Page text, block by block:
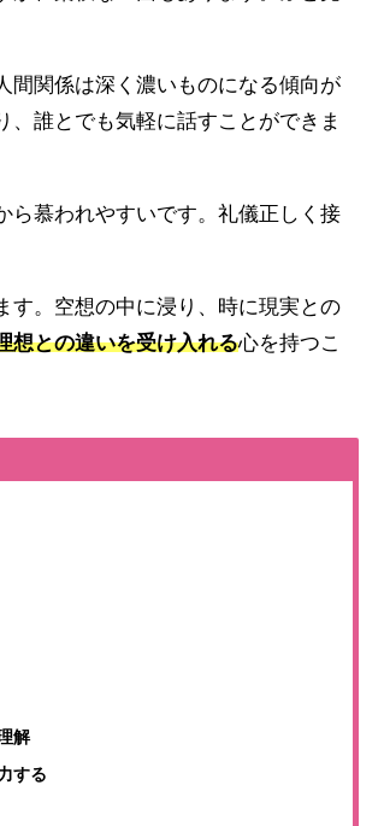
間関係は深く濃いものになる傾向が
、誰とでも気軽に話すことができま
ら慕われやすいです。礼儀正しく接
す。空想の中に浸り、時に現実との
想との違いを受け入れる心を持つこ
解
する